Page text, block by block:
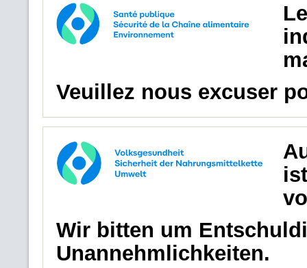
Veuillez nous excuser
Wir bitten um
Unannehmlichkeiten.